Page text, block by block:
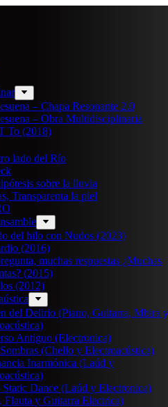
– Chapa Resonante 2.0
– Obra Multidisciplinaria
To (2018)
lado del Río
sobre la lluvia
Transparenta la piel
del hilo con Nudos (2023)
(2016)
muchas respuestas ¿Muchas
(2015)
(2012)
del Delirio (Piano, Guitarra, Mbira y
Antiguo (Electronica)
(Chello y Electroacústica)
Inarmónica (Laúd y
Dance (Laúd y Electronica)
Flauta y Guitarra Electrica)